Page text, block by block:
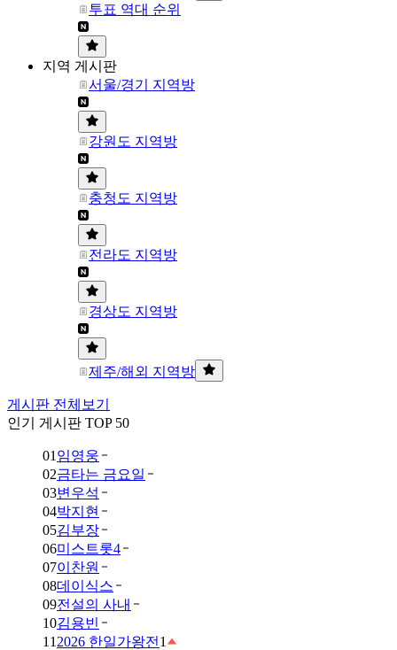
투표 역대 순위
지역 게시판
서울/경기 지역방
강원도 지역방
충청도 지역방
전라도 지역방
경상도 지역방
제주/해외 지역방
게시판 전체보기
인기 게시판 TOP 50
01 임영웅
02금타는 금요일
03변우석
04박지현
05김부장
06미스트롯4
07이찬원
08데이식스
09전설의 사내
10김용빈
11 2026 한일가왕전 1